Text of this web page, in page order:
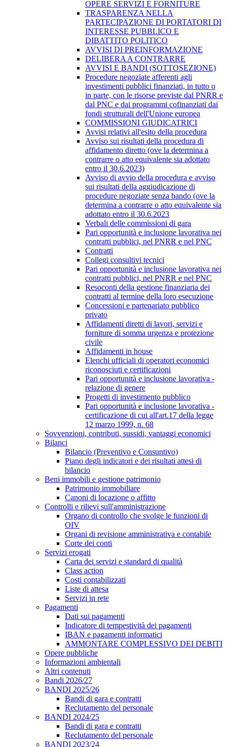
OPERE SERVIZI E FORNITURE
TRASPARENZA NELLA
PARTECIPAZIONE DI PORTATORI DI
INTERESSE PUBBLICO E
DIBATTITO POLITICO
AVVISI DI PREINFORMAZIONE
DELIBERA A CONTRARRE
AVVISI E BANDI (SOTTOSEZIONE)
Procedure negoziate afferenti agli
investimenti pubblici finanziati, in tutto o
in parte, con le risorse previste dal PNRR e
dal PNC e dai programmi cofinanziati dai
fondi strutturali dell'Unione europea
COMMISSIONI GIUDICATRICI
Avvisi relativi all'esito della procedura
Avviso sui risultati della procedura di
affidamento diretto (ove la determina a
contrarre o atto equivalente sia adottato
entro il 30.6.2023)
Avviso di avvio della procedura e avviso
sui risultati della aggiudicazione di
procedure negoziate senza bando (ove la
determina a contrarre o atto equivalente sia
adottato entro il 30.6.2023
Verbali delle commissioni di gara
Pari opportunità e inclusione lavorativa nei
contratti pubblici, nel PNRR e nel PNC
Contratti
Collegi consultivi tecnici
Pari opportunità e inclusione lavorativa nei
contratti pubblici, nel PNRR e nel PNC
Resoconti della gestione finanziaria dei
contratti al termine della loro esecuzione
Concessioni e partenariato pubblico
privato
Affidamenti diretti di lavori, servizi e
forniture di somma urgenza e protezione
civile
Affidamenti in house
Elenchi ufficiali di operatori economici
riconosciuti e certificazioni
Pari opportunità e inclusione lavorativa -
relazione di genere
Progetti di investimento pubblico
Pari opportunità e inclusione lavorativa -
certificazione di cui all'art.17 della legge
12 marzo 1999, n. 68
Sovvenzioni, contributi, sussidi, vantaggi economici
Bilanci
Bilancio (Preventivo e Consuntivo)
Piano degli indicatori e dei risultati attesi di
bilancio
Beni immobili e gestione patrimonio
Patrimonio immobiliare
Canoni di locazione o affitto
Controlli e rilievi sull'amministrazione
Organo di controllo che svolge le funzioni di
OIV
Organi di revisione amministrativa e contabile
Corte dei conti
Servizi erogati
Carta dei servizi e standard di qualità
Class action
Costi contabilizzati
Liste di attesa
Servizi in rete
Pagamenti
Dati sui pagamenti
Indicatore di tempestività dei pagamenti
IBAN e pagamenti informatici
AMMONTARE COMPLESSIVO DEI DEBITI
Opere pubbliche
Informazioni ambientali
Altri contenuti
Bandi 2026/27
BANDI 2025/26
Bandi di gara e contratti
Reclutamento del personale
BANDI 2024/25
Bandi di gara e contratti
Reclutamento del personale
BANDI 2023/24